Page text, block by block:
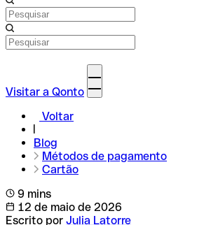
Visitar a Qonto
Voltar
Blog
Métodos de pagamento
Cartão
9 mins
12 de maio de 2026
Escrito por Julia Latorre